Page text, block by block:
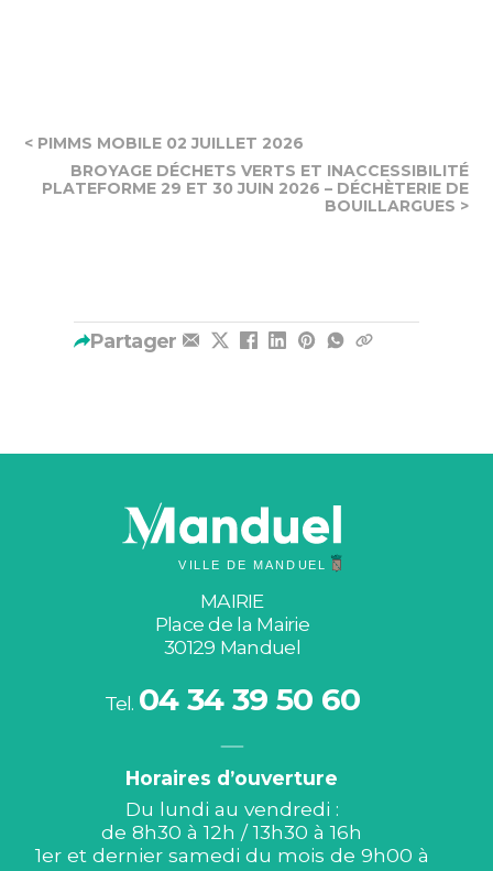
< PIMMS MOBILE 02 JUILLET 2026
BROYAGE DÉCHETS VERTS ET INACCESSIBILITÉ
PLATEFORME 29 ET 30 JUIN 2026 – DÉCHÈTERIE DE
BOUILLARGUES >
Partager
MAIRIE
Place de la Mairie
30129 Manduel
Tel. 04 34 39 50 60
Horaires d’ouverture
Du lundi au vendredi :
de 8h30 à 12h / 13h30 à 16h
1er et dernier samedi du mois de 9h00 à